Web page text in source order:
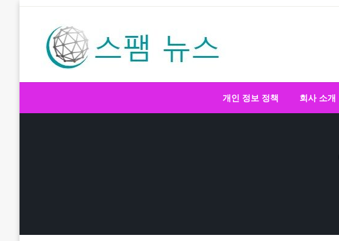
스팸 뉴스 개인 정보 정책 회사 소개